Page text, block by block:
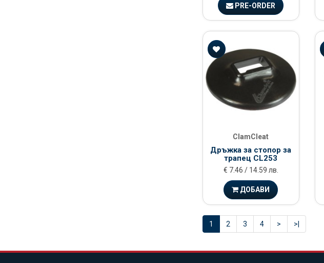
PRE-ORDER
ClamCleat
Дръжка за стопор за
трапец CL253
€ 7.46 / 14.59 лв.
ДОБАВИ
1 2 3 4 > >|